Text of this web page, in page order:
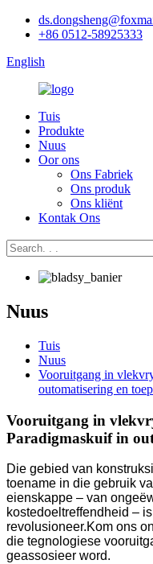
+86 0512-58925333
English
Tuis
Produkte
Nuus
Oor ons
Ons Fabriek
Ons produk
Ons kliënt
Kontak Ons
Nuus
Tuis
Nuus
Vooruitgang in
outomatisering en
Vooruitgang in
Paradigmaskuif in
Die gebied van
toename in die gebruik
eienskappe – van
kostedoeltreffendheid –
revolusioneer.Kom ons
die tegnologiese
geassosieer word.